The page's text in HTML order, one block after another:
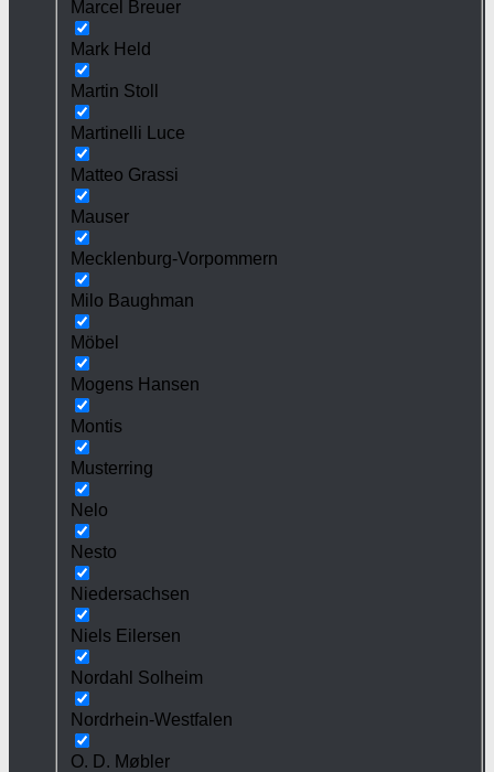
Marcel Breuer
Mark Held
Martin Stoll
Martinelli Luce
Matteo Grassi
Mauser
Mecklenburg-Vorpommern
Milo Baughman
Möbel
Mogens Hansen
Montis
Musterring
Nelo
Nesto
Niedersachsen
Niels Eilersen
Nordahl Solheim
Nordrhein-Westfalen
O. D. Møbler